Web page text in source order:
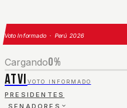
Voto Informado · Perú 2026
Cargando0%
ATVI VOTO INFORMADO
PRESIDENTES
SENADORES